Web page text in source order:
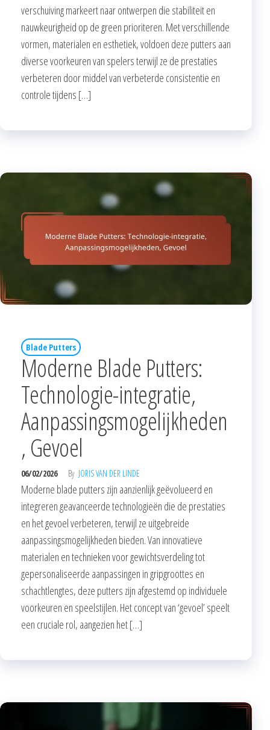
verschuiving markeert naar ontwerpen die stabiliteit en
nauwkeurigheid op de green prioriteren. Met verschillende
vormen, materialen en esthetiek, voldoen deze putters aan
diverse voorkeuren van spelers terwijl ze de prestaties
verbeteren door middel van verbeterde consistentie en
controle tijdens […]
Blade Putters
Moderne Blade Putters:
Technologie-integratie,
Aanpassingsmogelijkheden
, Gevoel
06/02/2026 By JORIS VAN DER LINDE
Moderne blade putters zijn aanzienlijk geëvolueerd en
integreren geavanceerde technologieën die de prestaties
en het gevoel verbeteren, terwijl ze uitgebreide
aanpassingsmogelijkheden bieden. Van innovatieve
materialen en technieken voor gewichtsverdeling tot
gepersonaliseerde aanpassingen in gripgroottes en
schachtlengtes, deze putters zijn afgestemd op individuele
voorkeuren en speelstijlen. Het concept van ‘gevoel’ speelt
een cruciale rol, aangezien het […]